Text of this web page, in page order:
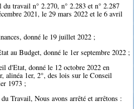
travail n° 2.270, n° 2.283 et n° 2.287
2021, le 29 mars 2022 et le 6 avril
donné le 19 juillet 2022 ;
au Budget, donné le 1er septembre 2022 ;
d'Etat, donné le 12 octobre 2022 en
alinéa 1er, 2°, des lois sur le Conseil
1973 ;
Travail, Nous avons arrêté et arrêtons :